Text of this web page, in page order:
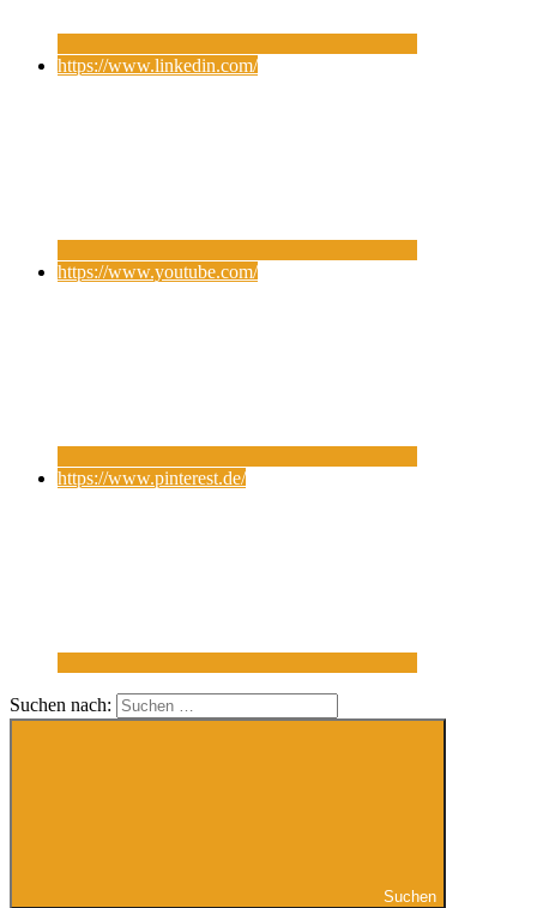
https://www.linkedin.com/
https://www.youtube.com/
https://www.pinterest.de/
Suchen nach:
Suchen